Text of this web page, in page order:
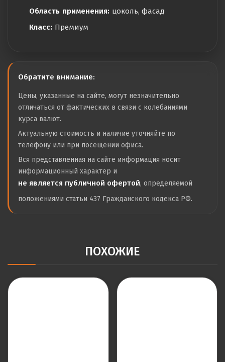
Область применения: цоколь, фасад
Класс: Премиум
Обратите внимание:
Цены, указанные на сайте, могут незначительно
отличаться от фактических в связи с колебаниями
курса валют.
Актуальную стоимость и наличие уточняйте по
телефону или при посещении офиса.
Вся представленная на сайте информация носит
информационный характер и
не является публичной офертой, определяемой
положениями статьи 437 Гражданского кодекса РФ.
ПОХОЖИЕ